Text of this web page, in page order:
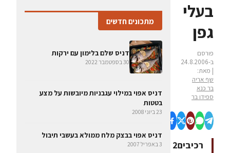
בעלי
גפן
פורסם
ב-24.8.2006
| מאת:
שף אריה
בר כנא
ספידו בר
רכיבים2
מתכונים חדשים
דניס שלם בלימון עם ירקות
30 בספטמבר 2022
דניס אפוי במילוי עגבניות מיובשות על מצע
בטטות
23 ביוני 2008
דניס אפוי בבצק מלח ממולא בעשבי תיבול
3 באפריל 2007